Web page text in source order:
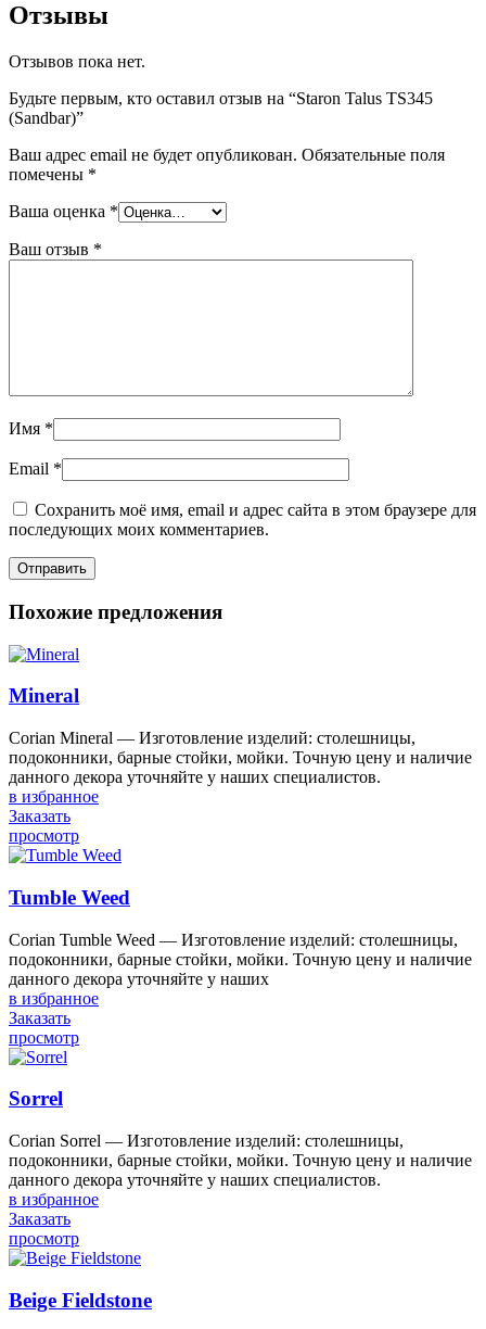
Отзывы
Отзывов пока нет.
Будьте первым, кто оставил отзыв на “Staron Talus TS345
(Sandbar)”
Ваш адрес email не будет опубликован. Обязательные поля
помечены *
Ваша оценка *
Ваш отзыв *
Имя *
Email *
Сохранить моё имя, email и адрес сайта в этом браузере для
последующих моих комментариев.
Похожие предложения
Mineral
Corian Mineral — Изготовление изделий: столешницы,
подоконники, барные стойки, мойки. Точную цену и наличие
данного декора уточняйте у наших специалистов.
в избранное
Заказать
просмотр
Tumble Weed
Corian Tumble Weed — Изготовление изделий: столешницы,
подоконники, барные стойки, мойки. Точную цену и наличие
данного декора уточняйте у наших
в избранное
Заказать
просмотр
Sorrel
Corian Sorrel — Изготовление изделий: столешницы,
подоконники, барные стойки, мойки. Точную цену и наличие
данного декора уточняйте у наших специалистов.
в избранное
Заказать
просмотр
Beige Fieldstone